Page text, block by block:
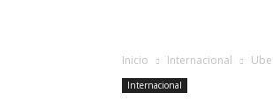
Inicio Internacional
Internacional